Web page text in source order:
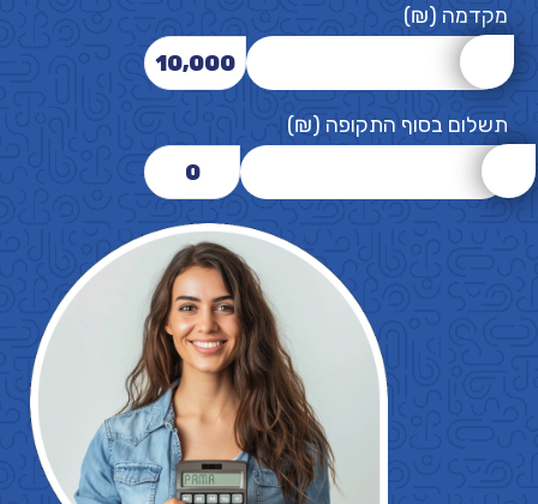
מקדמה (₪)
10,000
תשלום בסוף התקופה (₪)
0